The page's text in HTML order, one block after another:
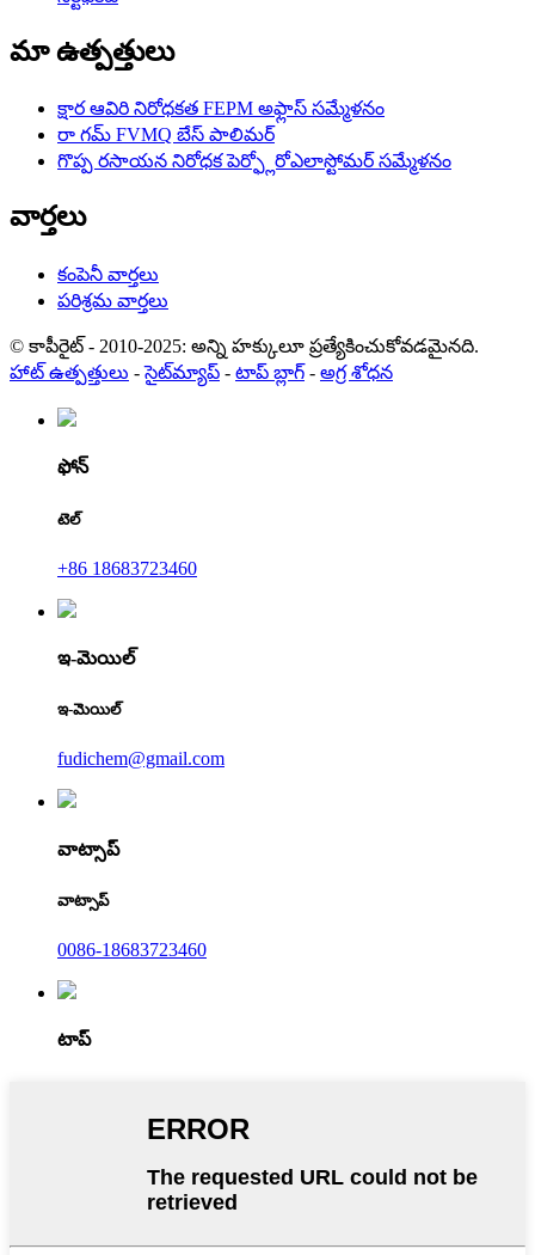
మా ఉత్పత్తులు
క్షార ఆవిరి నిరోధకత FEPM అఫ్లాస్ సమ్మేళనం
రా గమ్ FVMQ బేస్ పాలిమర్
గొప్ప రసాయన నిరోధక పెర్ఫ్లోరోఎలాస్టోమర్ సమ్మేళనం
వార్తలు
కంపెనీ వార్తలు
పరిశ్రమ వార్తలు
© కాపీరైట్ - 2010-2025: అన్ని హక్కులూ ప్రత్యేకించుకోవడమైనది.
హాట్ ఉత్పత్తులు -సైట్‌మ్యాప్ - టాప్ బ్లాగ్- అగ్ర శోధన
ఫోన్
టెల్
+86 18683723460
ఇ-మెయిల్
ఇ-మెయిల్
fudichem@gmail.com
వాట్సాప్
వాట్సాప్
0086-18683723460
టాప్